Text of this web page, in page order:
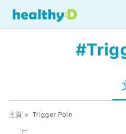
主頁 > Trigger Poin